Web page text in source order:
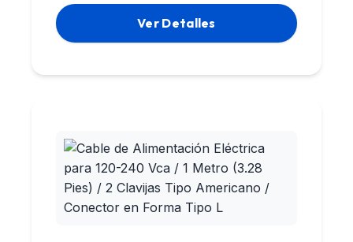
Ver Detalles